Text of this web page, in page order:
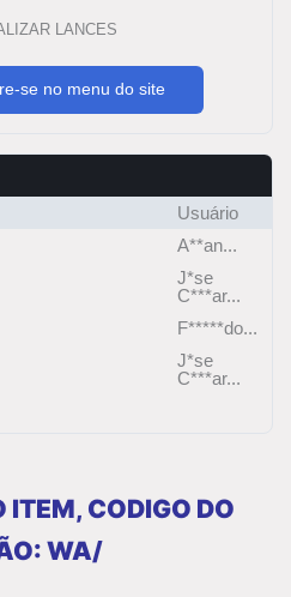
LANCES
se no menu do site
Usuário
A**an...
J*se
C***ar...
F*****do...
J*se
C***ar...
ITEM, CODIGO DO
WA/